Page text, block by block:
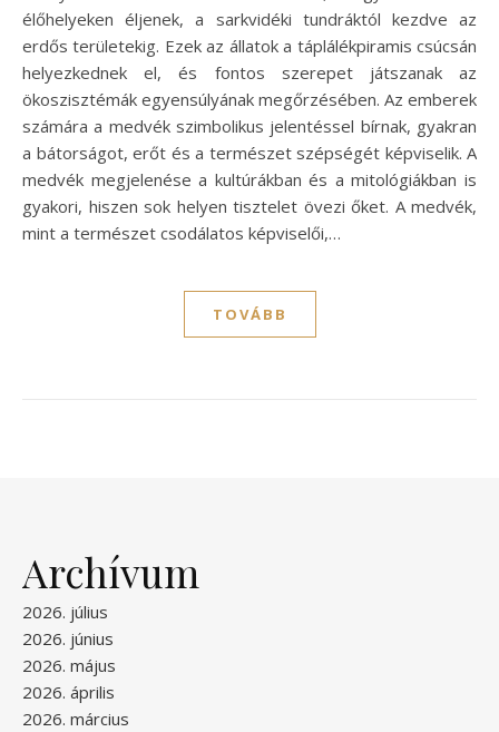
élőhelyeken éljenek, a sarkvidéki tundráktól kezdve az
erdős területekig. Ezek az állatok a táplálékpiramis csúcsán
helyezkednek el, és fontos szerepet játszanak az
ökoszisztémák egyensúlyának megőrzésében. Az emberek
számára a medvék szimbolikus jelentéssel bírnak, gyakran
a bátorságot, erőt és a természet szépségét képviselik. A
medvék megjelenése a kultúrákban és a mitológiákban is
gyakori, hiszen sok helyen tisztelet övezi őket. A medvék,
mint a természet csodálatos képviselői,…
TOVÁBB
Archívum
2026. július
2026. június
2026. május
2026. április
2026. március